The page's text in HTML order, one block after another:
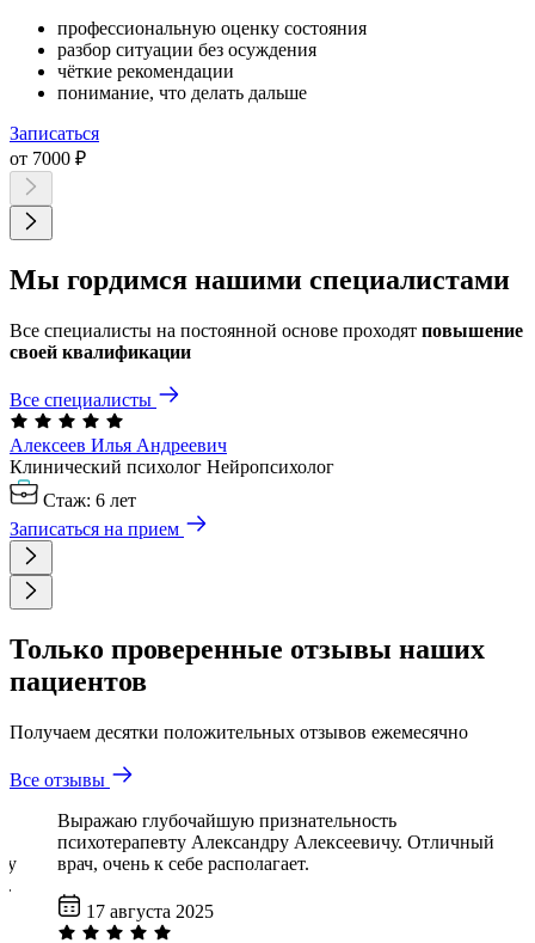
профессиональную оценку состояния
разбор ситуации без осуждения
чёткие рекомендации
понимание, что делать дальше
Записаться
от 7000 ₽
Мы гордимся нашими специалистами
Все специалисты на постоянной основе проходят повышение
своей квалификации
Все специалисты
Алексеев Илья Андреевич
Клинический психолог Нейропсихолог
Стаж: 6 лет
Записаться на прием
Только проверенные отзывы наших
пациентов
Получаем десятки положительных отзывов ежемесячно
Все отзывы
Выражаю глубочайшую признательность
психотерапевту Александру Алексеевичу. Отличный
врач, очень к себе располагает.
17 августа 2025